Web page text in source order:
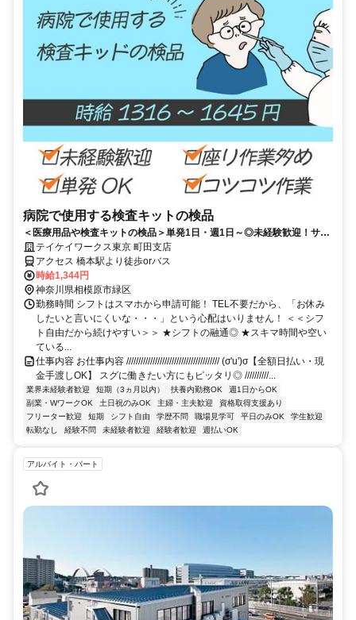
病院で使用する検査キットの検品
＜医療用品や検査キットの検品＞単発1日・週1日～◎未経験歓迎！サク
ッと登録！扶養内・WワークOK！日払い♪
テイケイワークス東京 町田支店
アクセス 橋本駅より徒歩orバス
時給1,344円
神奈川県相模原市緑区
勤務時間 シフトはスマホから申請可能！ TEL不要だから、「お休み
したいと言いにくいな・・・」という心配はいりません！ ＜＜シフ
ト自由だから続けやすい＞＞ ★シフトの融通◎ ★スキマ時間や空い
ている...
仕事内容 お仕事内容 /////////////////////////////////////// (σ'u')σ【全額日払い・現
金手渡しOK】 スグに働きたい方にもピッタリ◎ //////////...
業界未経験者歓迎 短期（3ヵ月以内） 扶養内勤務OK
週1日からOK
副業・WワークOK
土日祝のみOK 主婦・主夫歓迎
資格取得支援あり
フリーター歓迎
短期 シフト自由 学歴不問 職場見学可 平日のみOK
学生歓迎
転勤なし
経験不問 未経験者歓迎 経験者歓迎 週払いOK
アルバイト・パート